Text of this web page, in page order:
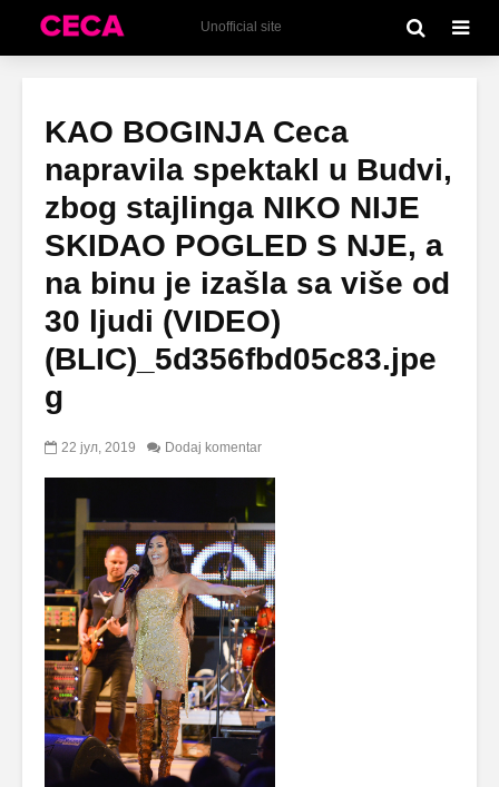
Unofficial site
KAO BOGINJA Ceca
napravila spektakl u Budvi,
zbog stajlinga NIKO NIJE
SKIDAO POGLED S NJE, a
na binu je izašla sa više od
30 ljudi (VIDEO)
(BLIC)_5d356fbd05c83.jpe
g
22 јул, 2019 Dodaj komentar